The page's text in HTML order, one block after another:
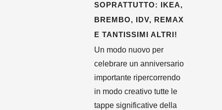
SOPRATTUTTO: IKEA,
BREMBO, IDV, REMAX
E TANTISSIMI ALTRI!
Un modo nuovo per
celebrare un anniversario
importante ripercorrendo
in modo creativo tutte le
tappe significative della